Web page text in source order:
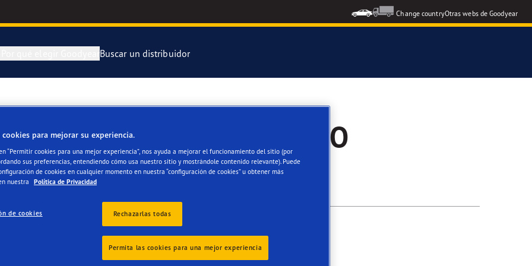
Change countryOtras webs de Goodyear
y cambia tus neumáticos
de tus neumáticos
Que Cuentan
Performance 3
4Seasons Gen-3
EfficientGrip Performance 2
Neumático Oficial del Grupo Aramón
Neumático Oficial Escuela RACE de Conducción
Neumáticos Goodyear Eagle
Buscar un distribuidor
Y VENTAS TODO AUTO
para mejorar su experiencia.
“Permitir cookies para una mejor experiencia”, nos ayuda a mejorar el funcionamiento del sitio (por
sus preferencias, entendiendo cómo usa nuestro sitio y mostrándole contenido relevante). Puede
de cookies en cualquier momento en nuestra “configuración de cookies” u obtener más
nuestra
Política de Privacidad
de cookies Rechazarlas todas
Permita las cookies para una mejor experiencia